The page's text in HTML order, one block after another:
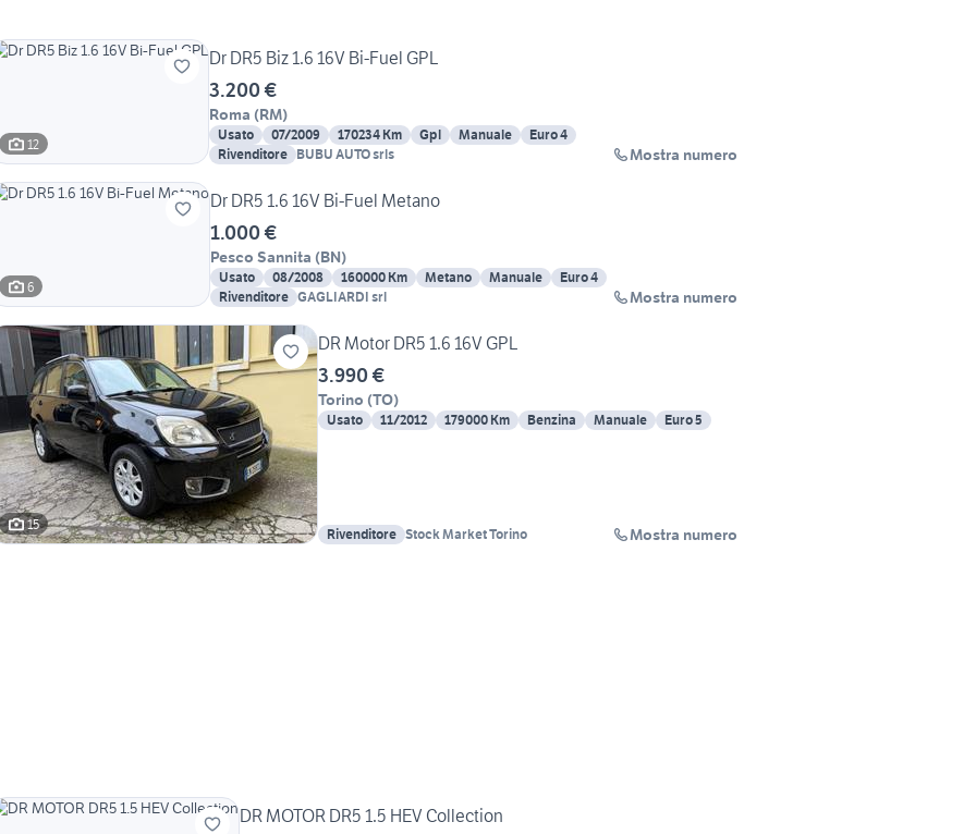
12
Dr DR5 Biz 1.6 16V Bi-Fuel GPL
3.200 €
Roma (RM)
Usato 07/2009 170234 Km Gpl Manuale
Euro 4
Rivenditore BUBU AUTO srls Mostra numero
6
Dr DR5 1.6 16V Bi-Fuel Metano
1.000 €
Pesco Sannita (BN)
Usato 08/2008 160000 Km Metano Manuale
Euro 4
Rivenditore GAGLIARDI srl Mostra numero
15
DR Motor DR5 1.6 16V GPL
3.990 €
Torino (TO)
Usato 11/2012 179000 Km Benzina Manuale Euro 5
Rivenditore Stock Market Torino Mostra numero
DR MOTOR DR5 1.5 HEV Collection